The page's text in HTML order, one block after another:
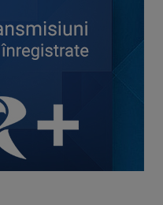
de la Paris, în direct la
la ...